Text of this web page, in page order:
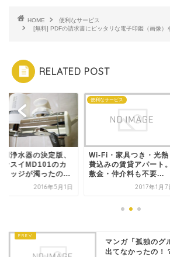
HOME
便利なサービス
[無料] PDFの請求書にピッタリな電子印鑑（画像）
RELATED POST
用浄水器の決定版、
ンスイMD101のカ
リッジが濁ったの...
2016年5月1日
便利なサービス
Wi-Fi・家具つき・光熱
費込みの賃貸アパート。
敷金・仲介料も不要...
2017年1月7
マンガ「孤独のグ
出てなかったの！